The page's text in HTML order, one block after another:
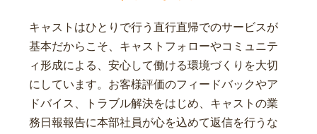
キャストはひとりで行う直行直帰でのサービスが
基本だからこそ、キャストフォローやコミュニテ
ィ形成による、安心して働ける環境づくりを大切
にしています。お客様評価のフィードバックやア
ドバイス、トラブル解決をはじめ、キャストの業
務日報報告に本部社員が心を込めて返信を行うな